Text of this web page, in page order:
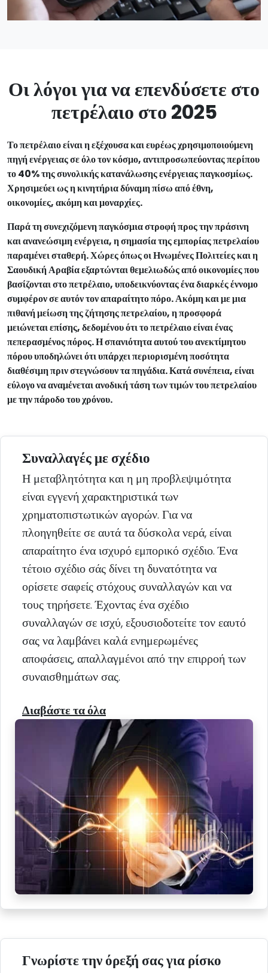
Οι λόγοι για να επενδύσετε στο
πετρέλαιο στο 2025
Το πετρέλαιο είναι η εξέχουσα και ευρέως χρησιμοποιούμενη
πηγή ενέργειας σε όλο τον κόσμο, αντιπροσωπεύοντας περίπου
το 40% της συνολικής κατανάλωσης ενέργειας παγκοσμίως.
Χρησιμεύει ως η κινητήρια δύναμη πίσω από έθνη,
οικονομίες, ακόμη και μοναρχίες.
Παρά τη συνεχιζόμενη παγκόσμια στροφή προς την πράσινη
και ανανεώσιμη ενέργεια, η σημασία της εμπορίας πετρελαίου
παραμένει σταθερή. Χώρες όπως οι Ηνωμένες Πολιτείες και η
Σαουδική Αραβία εξαρτώνται θεμελιωδώς από οικονομίες που
βασίζονται στο πετρέλαιο, υποδεικνύοντας ένα διαρκές έννομο
συμφέρον σε αυτόν τον απαραίτητο πόρο. Ακόμη και με μια
πιθανή μείωση της ζήτησης πετρελαίου, η προσφορά
μειώνεται επίσης, δεδομένου ότι το πετρέλαιο είναι ένας
πεπερασμένος πόρος. Η σπανιότητα αυτού του ανεκτίμητου
πόρου υποδηλώνει ότι υπάρχει περιορισμένη ποσότητα
διαθέσιμη πριν στεγνώσουν τα πηγάδια. Κατά συνέπεια, είναι
εύλογο να αναμένεται ανοδική τάση των τιμών του πετρελαίου
με την πάροδο του χρόνου.
Συναλλαγές με σχέδιο
Η μεταβλητότητα και η μη προβλεψιμότητα
είναι εγγενή χαρακτηριστικά των
χρηματοπιστωτικών αγορών. Για να
πλοηγηθείτε σε αυτά τα δύσκολα νερά, είναι
απαραίτητο ένα ισχυρό εμπορικό σχέδιο. Ένα
τέτοιο σχέδιο σάς δίνει τη δυνατότητα να
ορίσετε σαφείς στόχους συναλλαγών και να
τους τηρήσετε. Έχοντας ένα σχέδιο
συναλλαγών σε ισχύ, εξουσιοδοτείτε τον εαυτό
σας να λαμβάνει καλά ενημερωμένες
αποφάσεις, απαλλαγμένοι από την επιρροή των
συναισθημάτων σας.
Διαβάστε τα όλα
Γνωρίστε την όρεξή σας για ρίσκο